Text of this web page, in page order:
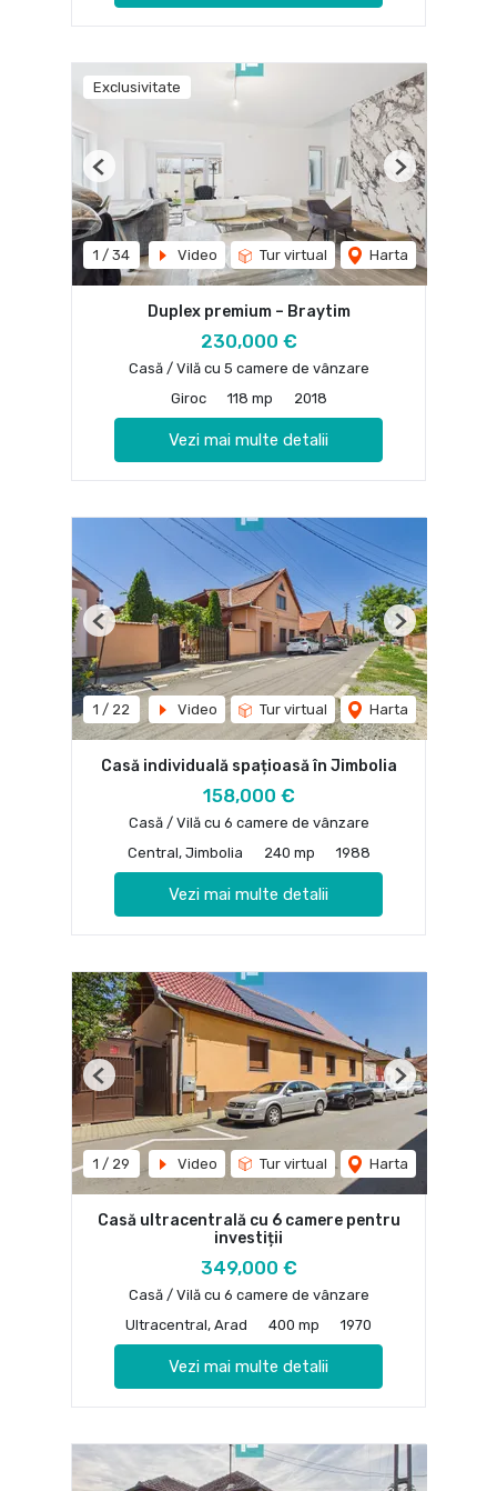
Exclusivitate
1 / 34 Video Tur virtual Harta
Previous Next
Duplex premium – Braytim
230,000 €
Casă / Vilă cu 5 camere de vânzare
Giroc
118 mp 2018
Vezi mai multe detalii
1 / 22 Video Tur virtual Harta
Previous Next
Casă individuală spațioasă în Jimbolia
158,000 €
Casă / Vilă cu 6 camere de vânzare
Central, Jimbolia
240 mp 1988
Vezi mai multe detalii
1 / 29 Video Tur virtual Harta
Previous Next
Casă ultracentrală cu 6 camere pentru
investiții
349,000 €
Casă / Vilă cu 6 camere de vânzare
Ultracentral, Arad
400 mp 1970
Vezi mai multe detalii